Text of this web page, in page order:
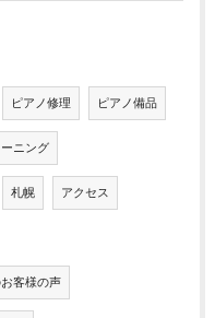
ピアノ修理 ピアノ備品
ニング
札幌 アクセス
客様の声